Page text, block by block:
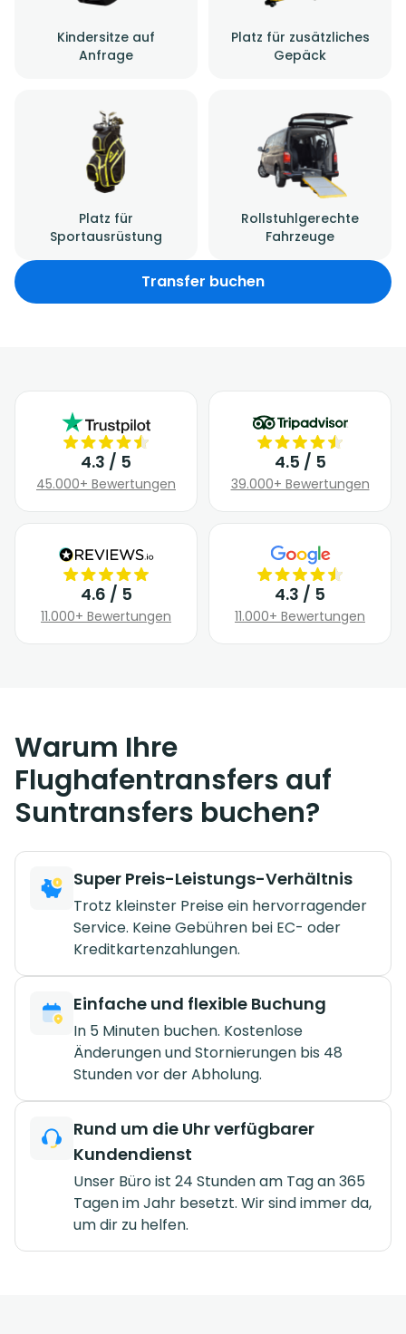
Kindersitze auf
Anfrage
Platz für zusätzliches
Gepäck
Platz für
Sportausrüstung
Rollstuhlgerechte
Fahrzeuge
Transfer buchen
4.3 / 5
45.000+ Bewertungen
4.5 / 5
39.000+ Bewertungen
4.6 / 5
11.000+ Bewertungen
4.3 / 5
11.000+ Bewertungen
Warum Ihre
Flughafentransfers auf
Suntransfers buchen?
Super Preis-Leistungs-Verhältnis
Trotz kleinster Preise ein hervorragender
Service. Keine Gebühren bei EC- oder
Kreditkartenzahlungen.
Einfache und flexible Buchung
In 5 Minuten buchen. Kostenlose
Änderungen und Stornierungen bis 48
Stunden vor der Abholung.
Rund um die Uhr verfügbarer
Kundendienst
Unser Büro ist 24 Stunden am Tag an 365
Tagen im Jahr besetzt. Wir sind immer da,
um dir zu helfen.